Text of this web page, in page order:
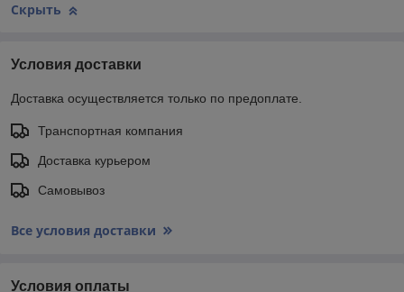
Скрыть
Условия доставки
Доставка осуществляется только по предоплате.
Транспортная компания
Доставка курьером
Самовывоз
Все условия доставки
Условия оплаты